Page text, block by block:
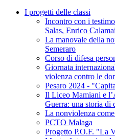
I progetti delle classi
Incontro con i
Salas, Enrico
La manovale della
Semeraro
Corso di difesa
Giornata
violenza contro le
Pesaro 2024 -
Il Liceo Mamiani e
Guerra: una storia di
La nonviolenza
PCTO Malaga
Progetto P.O.F. "La